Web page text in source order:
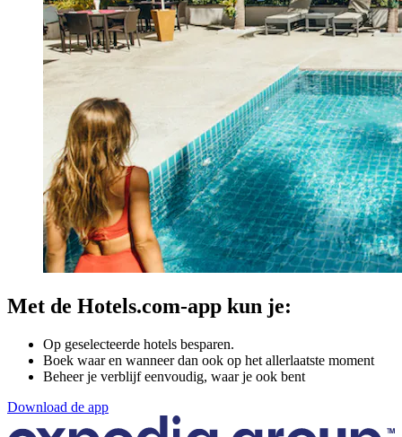
Met de Hotels.com-app kun je:
Op geselecteerde hotels besparen.
Boek waar en wanneer dan ook op het allerlaatste moment
Beheer je verblijf eenvoudig, waar je ook bent
Download de app